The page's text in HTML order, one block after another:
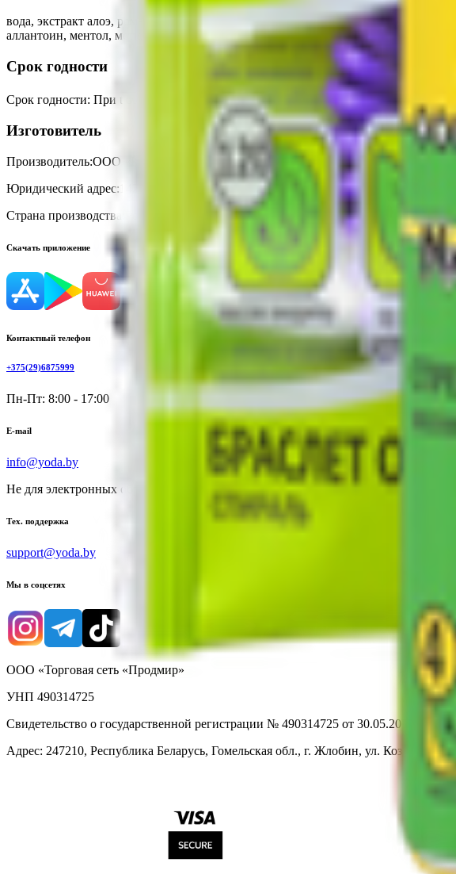
вода, экстракт алоэ, ромашки, череды, зверобоя, пропиленгликоль, ПЭГ-40
аллантоин, ментол, метилхлороизотиазолинон, парфюмерная композиция,
Срок годности
Срок годности: При t от 0℃ до +30℃-36 месяцев
Изготовитель
Производитель:ООО «Корсарус»
Юридический адрес: 142000, Россия, Московская область, г. Домодедово, мкрн.
Страна производства:
Скачать приложение
Контактный телефон
+375(29)6875999
Пн-Пт: 8:00 - 17:00
E-mail
info@yoda.by
Не для электронных обращений
Тех. поддержка
support@yoda.by
Мы в соцсетях
ООО «Торговая сеть «Продмир»
УНП 490314725
Свидетельство о государственной регистрации № 490314725 от 30.05.2003г
Адрес: 247210, Республика Беларусь, Гомельская обл., г. Жлобин, ул. Козлова 2-А